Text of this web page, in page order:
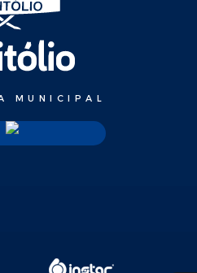
MUNICIPAL